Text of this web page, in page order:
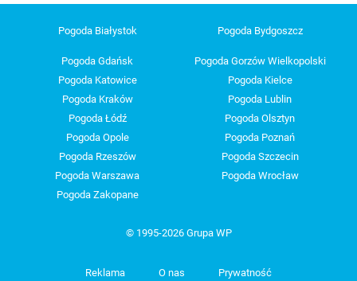
Pogoda Białystok Pogoda Bydgoszcz
Pogoda Gdańsk
Pogoda Gorzów Wielkopolski
Pogoda Katowice
Pogoda Kielce
Pogoda Kraków
Pogoda Lublin
Pogoda Łódź
Pogoda Olsztyn
Pogoda Opole
Pogoda Poznań
Pogoda Rzeszów
Pogoda Szczecin
Pogoda Warszawa
Pogoda Wrocław
Pogoda Zakopane
© 1995-2026 Grupa WP
Reklama O nas Prywatność